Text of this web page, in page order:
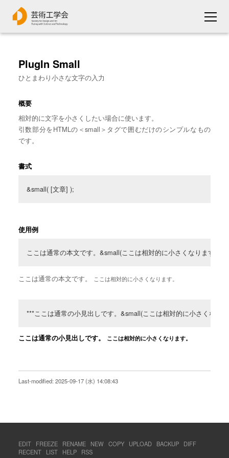
PlugIn Small
ひとまわり小さな文字の入力
概要
相対的に文字を小さくしたい場合に使います。
引数部分をHTMLの＜small＞タグで囲むだけのシンプルなもの
です。
書式
&small( [文章] );
使用例
ここは通常の本文です。&small(ここは相対的に小さくなります。);
ここは通常の本文です。 ここは相対的に小さくなります。
***ここは通常の小見出しです。&small(ここは相対的に小さくなり
ここは通常の小見出しです。 ここは相対的に小さくなります。
Last-modified: 2025-09-17 (水) 14:08:43
EDIT FREEZE RENAME NEW COPY UPLOAD BACKUP
DIFF
RECENT
LIST HELP RSS